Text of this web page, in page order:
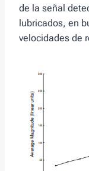
de la señal
lubricados, en
velocidades de